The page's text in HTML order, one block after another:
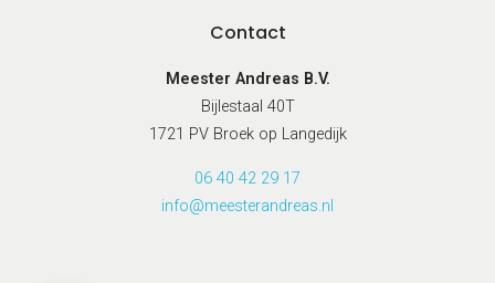
Contact
Meester Andreas B.V.
Bijlestaal 40T
1721 PV Broek op Langedijk
06 40 42 29 17
info@meesterandreas.nl